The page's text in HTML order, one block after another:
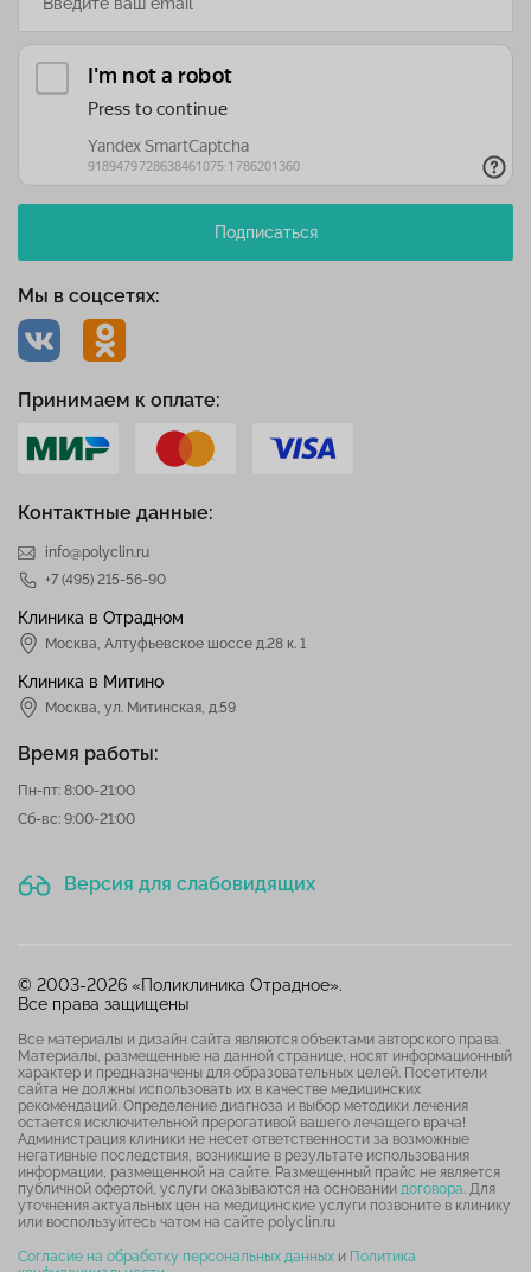
Контактные данные:
info@polyclin.ru
+7 (495) 215-56-90
Клиника в Отрадном
Москва, Алтуфьевское шоссе д.28 к. 1
Клиника в Митино
Москва, ул. Митинская, д.59
Время работы:
Пн-пт: 8:00-21:00
Сб-вс: 9:00-21:00
Мы в соцсетях:
Подписаться
Версия для слабовидящих
Принимаем к оплате:
© 2003-2026 «Поликлиника Отрадное».
Все права защищены
Все материалы и дизайн сайта являются объектами авторского права.
Материалы, размещенные на данной странице, носят информационный
характер и предназначены для образовательных целей. Посетители
сайта не должны использовать их в качестве медицинских
рекомендаций. Определение диагноза и выбор методики лечения
остается исключительной прерогативой вашего лечащего врача!
Администрация клиники не несет ответственности за возможные
негативные последствия, возникшие в результате использования
информации, размещенной на сайте. Размещенный прайс не является
публичной офертой, услуги оказываются на основании договора. Для
уточнения актуальных цен на медицинские услуги позвоните в клинику
или воспользуйтесь чатом на сайте polyclin.ru
Согласие на обработку персональных данных и Политика